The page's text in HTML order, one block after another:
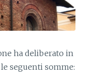
ha deliberato in
seguenti somme: